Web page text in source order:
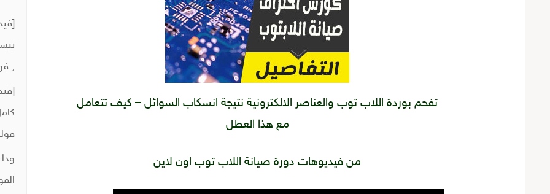
تفحم بوردة اللاب توب والعناصر الالكترونية نتيجة انسكاب السوائل – كيف تتعامل
مع هذا العطل
من فيديوهات دورة صيانة اللاب توب اون لاين
,